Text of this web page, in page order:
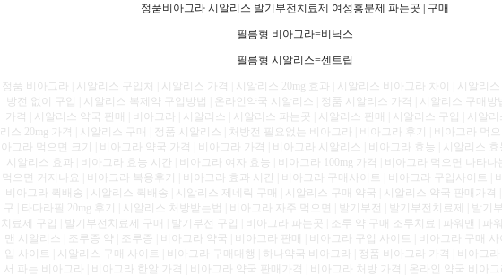
정품비아그라 시알리스 발기부전치료제 여성흥분제 파는곳 | 구매
필름형 비아그라=비닉스
필름형 시알리스=센트립
정품 비아그라 | 시알리스 구입처 | 시알리스 가격 | 시알리스 20mg 효과 | 시알리스 비아그라 차이 | 시알리스
방전 없이 구입 | 시알리스 복제약 구입방법 | 온라인약국 시알리스 | 정품 시알리스 가격 | 시알리스 구매방
가격 | 시알리스 약국 판매 | 비아그라 | 시알리스 | 시알리스 파는곳 | 시알리스 판매 | 시알리스 구입 | 시알리
리스 20mg 가격 | 시알리스 구매 | 정품 시알리스 | 처방전 필요없는 비아그라 | 비아그라 후기 | 비아그라 먹으
아그라 먹으면 크기 | 비아그라 약국 가격 | 비아그라 가격 | 비아그라 시알리스 | 비아그라 효능 | 시알리스 효
시알리스 효과 | 비아그라 효능 시간 | 비아그라 여자 효능 | 비아그라 100mg 가격 | 비아그라 먹으면 나타나
먹으면 커지나요 | 비아그라 복용후기 | 비아그라 효과 시간 | 비아그라 구매사이트 | 비아그라 구입사이트 |
비아그라 퀵배송 | 시알리스 퀵배송 | 시알리스 제네릭 구매 | 시알리스 구매 약국 | 시알리스 약국 판매가격 |
구 | 타다라필 20mg 후기 | 시알리스 처방받는법 | 비아그라 자주 먹으면 | 발기부전 | 발기부전치료제 | 발기
치료제 구입 | 발기부전치료제 구매 | 발기부전 구입 | 비아그라 파는곳 | 조루 약 구매 조루치료 | 파워맨 | 파
맨 시알리스 | 조루증 약 | 조루증 | 비아그라 약국 | 비아그라 판매 | 비아그라 구입 사이트 | 비아그라 구매
입 사이트 | 시알리스 구매 사이트 | 비아그라 구매대행 | 하나약국 비아그라 | 정품 비아그라 가격 | 비아그라
서 파는 비아그라 | 비아그라 한알 가격 | 비아그라 약국 판매가격 | 비아그라 처방 가격 | 온라인 약국 비아